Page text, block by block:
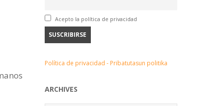
Acepto la política de privacidad
Política de privacidad - Pribatutasun politika
ARCHIVES